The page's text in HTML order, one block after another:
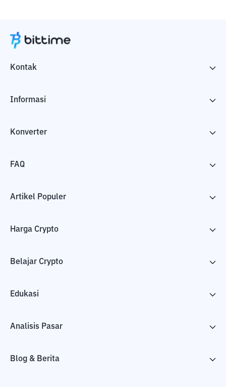
Kontak
Informasi
Konverter
FAQ
Artikel Populer
Harga Crypto
Belajar Crypto
Edukasi
Analisis Pasar
Blog & Berita